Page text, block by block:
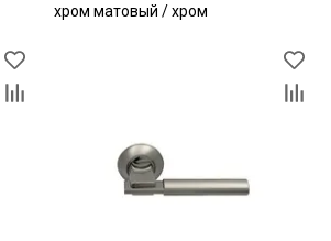
хром матовый / хром